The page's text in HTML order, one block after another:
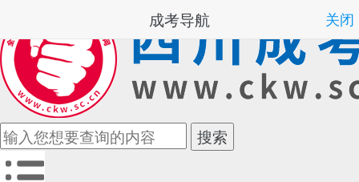
成考导航 关闭